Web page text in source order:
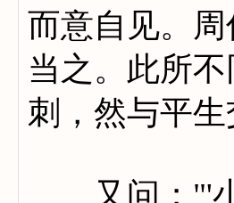
而意自见。
当之。此所
刺，然与平
又问；"'小